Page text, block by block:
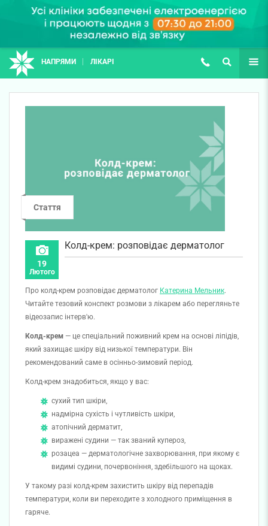
НАПРЯМИ ЛІКАРІ (067) 127-03-03
ПОШУК ЩЕ
Стаття
19
Лютого
Колд-крем: розповідає дерматолог
Про колд-крем розповідає дерматолог Катерина Мельник.
Читайте тезовий конспект розмови з лікарем або перегляньте
відеозапис інтерв'ю.
Колд-крем — це спеціальний поживний крем на основі ліпідів,
який захищає шкіру від низької температури. Він
рекомендований саме в осінньо-зимовий період.
Колд-крем знадобиться, якщо у вас:
сухий тип шкіри,
надмірна сухість і чутливість шкіри,
атопічний дерматит,
виражені судини — так званий купероз,
розацеа — дерматологічне захворювання, при якому є
видимі судини, почервоніння, здебільшого на щоках.
У такому разі колд-крем захистить шкіру від перепадів
температури, коли ви переходите з холодного приміщення в
гаряче.